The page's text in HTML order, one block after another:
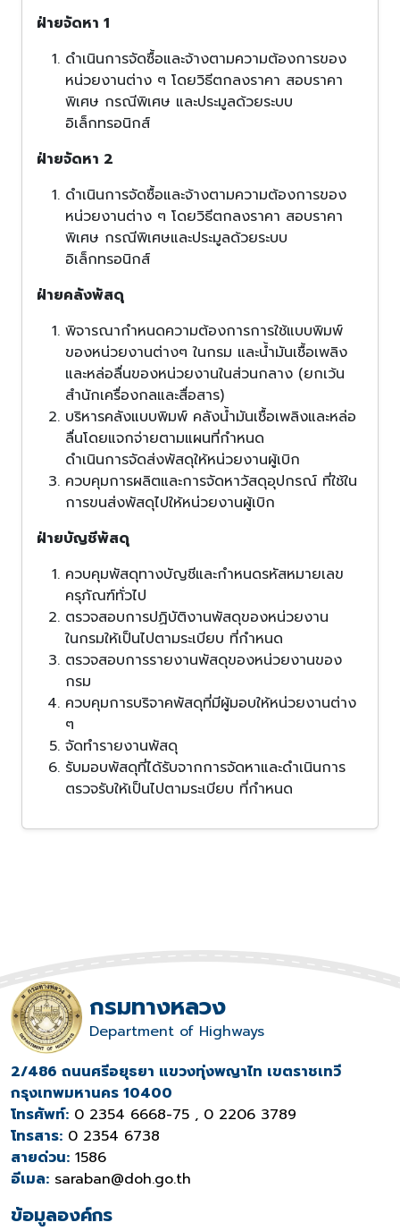
ฝ่ายจัดหา 1
ดำเนินการจัดซื้อและจ้างตามความต้องการของ
หน่วยงานต่าง ๆ โดยวิธีตกลงราคา สอบราคา
พิเศษ กรณีพิเศษ และประมูลด้วยระบบ
อิเล็กทรอนิกส์
ฝ่ายจัดหา 2
ดำเนินการจัดซื้อและจ้างตามความต้องการของ
หน่วยงานต่าง ๆ โดยวิธีตกลงราคา สอบราคา
พิเศษ กรณีพิเศษและประมูลด้วยระบบ
อิเล็กทรอนิกส์
ฝ่ายคลังพัสดุ
พิจารณากำหนดความต้องการการใช้แบบพิมพ์
ของหน่วยงานต่างๆ ในกรม และน้ำมันเชื้อเพลิง
และหล่อลื่นของหน่วยงานในส่วนกลาง (ยกเว้น
สำนักเครื่องกลและสื่อสาร)
บริหารคลังแบบพิมพ์ คลังน้ำมันเชื้อเพลิงและหล่อ
ลื่นโดยแจกจ่ายตามแผนที่กำหนด
ดำเนินการจัดส่งพัสดุให้หน่วยงานผู้เบิก
ควบคุมการผลิตและการจัดหาวัสดุอุปกรณ์ ที่ใช้ใน
การขนส่งพัสดุไปให้หน่วยงานผู้เบิก
ฝ่ายบัญชีพัสดุ
ควบคุมพัสดุทางบัญชีและกำหนดรหัสหมายเลข
ครุภัณฑ์ทั่วไป
ตรวจสอบการปฏิบัติงานพัสดุของหน่วยงาน
ในกรมให้เป็นไปตามระเบียบ ที่กำหนด
ตรวจสอบการรายงานพัสดุของหน่วยงานของ
กรม
ควบคุมการบริจาคพัสดุที่มีผู้มอบให้หน่วยงานต่าง
ๆ
จัดทำรายงานพัสดุ
รับมอบพัสดุที่ได้รับจากการจัดหาและดำเนินการ
ตรวจรับให้เป็นไปตามระเบียบ ที่กำหนด
กรมทางหลวง
Department of Highways
2/486 ถนนศรีอยุธยา แขวงทุ่งพญาไท เขตราชเทวี
กรุงเทพมหานคร 10400
โทรศัพท์: 0 2354 6668-75 , 0 2206 3789
โทรสาร: 0 2354 6738
สายด่วน: 1586
อีเมล: saraban@doh.go.th
ข้อมูลองค์กร